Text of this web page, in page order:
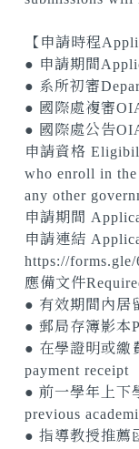
【申請時程
● 申請期間
● 系所初審
● 國際處複審
● 國際處公告
申請資格
who enroll in the
any other
申請期間
申請連結
https://
應備文件
● 有效期間內居
● 郵局存簿影本
● 在學證明或繳
payment receipt
● 前一學年上下
previous
● 指導教授推薦